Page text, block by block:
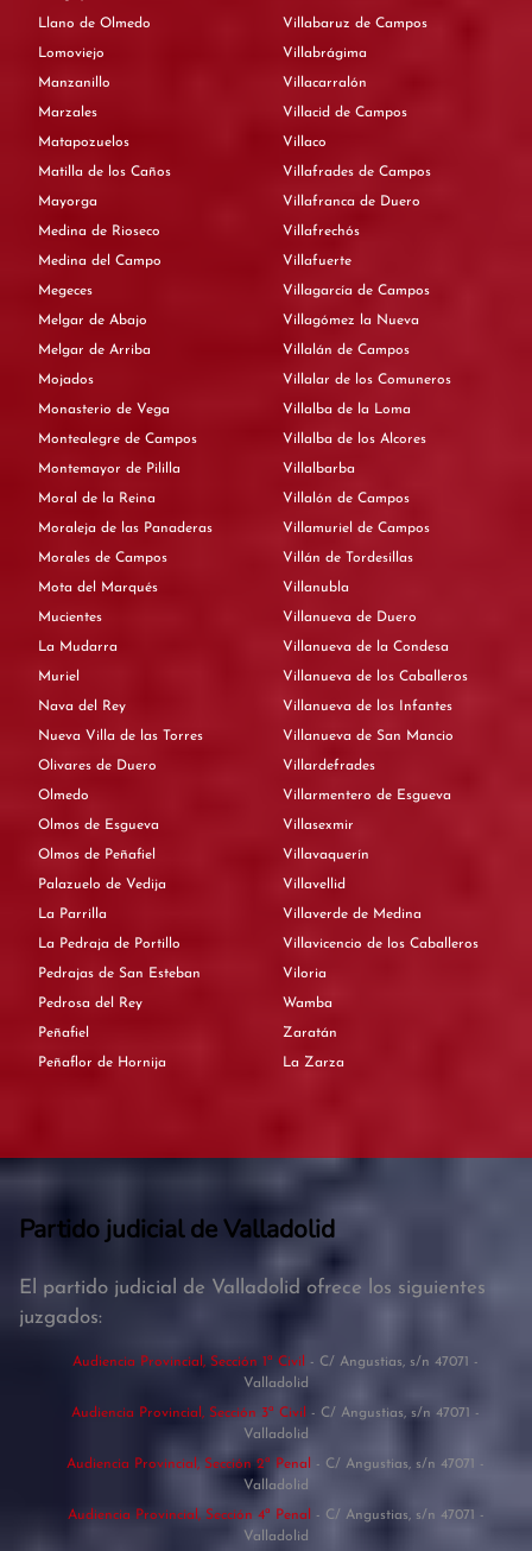
Llano de Olmedo
Lomoviejo
Manzanillo
Marzales
Matapozuelos
Matilla de los Caños
Mayorga
Medina de Rioseco
Medina del Campo
Megeces
Melgar de Abajo
Melgar de Arriba
Mojados
Monasterio de Vega
Montealegre de Campos
Montemayor de Pililla
Moral de la Reina
Moraleja de las Panaderas
Morales de Campos
Mota del Marqués
Mucientes
La Mudarra
Muriel
Nava del Rey
Nueva Villa de las Torres
Olivares de Duero
Olmedo
Olmos de Esgueva
Olmos de Peñafiel
Palazuelo de Vedija
La Parrilla
La Pedraja de Portillo
Pedrajas de San Esteban
Pedrosa del Rey
Peñafiel
Peñaflor de Hornija
Villabaruz de Campos
Villabrágima
Villacarralón
Villacid de Campos
Villaco
Villafrades de Campos
Villafranca de Duero
Villafrechós
Villafuerte
Villagarcía de Campos
Villagómez la Nueva
Villalán de Campos
Villalar de los Comuneros
Villalba de la Loma
Villalba de los Alcores
Villalbarba
Villalón de Campos
Villamuriel de Campos
Villán de Tordesillas
Villanubla
Villanueva de Duero
Villanueva de la Condesa
Villanueva de los Caballeros
Villanueva de los Infantes
Villanueva de San Mancio
Villardefrades
Villarmentero de Esgueva
Villasexmir
Villavaquerín
Villavellid
Villaverde de Medina
Villavicencio de los Caballeros
Viloria
Wamba
Zaratán
La Zarza
Partido judicial de Valladolid
El partido judicial de Valladolid ofrece los siguientes
juzgados:
Audiencia Provincial, Sección 1ª Civil - C/ Angustias, s/n 47071 -
Valladolid
Audiencia Provincial, Sección 3ª Civil - C/ Angustias, s/n 47071 -
Valladolid
Audiencia Provincial, Sección 2ª Penal - C/ Angustias, s/n 47071 -
Valladolid
Audiencia Provincial, Sección 4ª Penal
- C/ Angustias, s/n 47071 -
Valladolid